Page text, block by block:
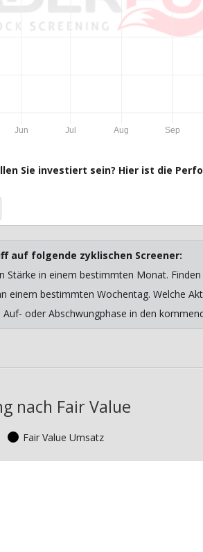
Jun Jul Aug Sep
Sie investiert sein? Hier ist die
auf folgende zyklischen Screener:
Stärke in einem bestimmten Monat.
einem bestimmten Wochentag. Welche
oder Abschwungphase in den
nach Fair Value
Fair Value Umsatz